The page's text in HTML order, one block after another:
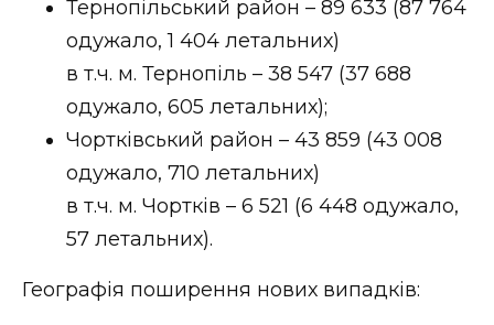
Тернопільський район – 89 633 (87 764
одужало, 1 404 летальних)
в т.ч. м. Тернопіль – 38 547 (37 688
одужало, 605 летальних);
Чортківський район – 43 859 (43 008
одужало, 710 летальних)
в т.ч. м. Чортків – 6 521 (6 448 одужало,
57 летальних).
Географія поширення нових випадків: